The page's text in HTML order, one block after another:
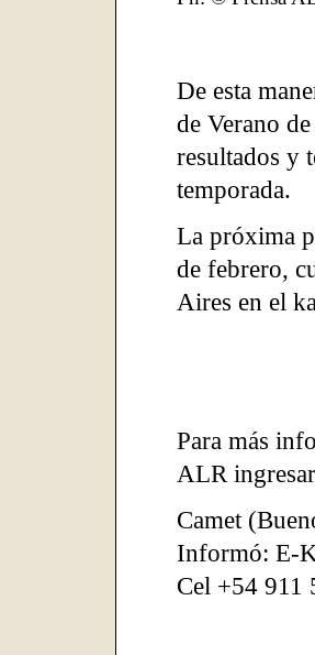
De esta
de Verano
resultados y
temporada.
La próxima
de febrero,
Aires en el
Para más
ALR
Camet
Informó: E-
Cel +54 911